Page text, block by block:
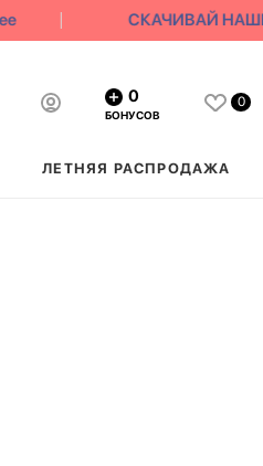
СКАЧИВАЙ НАШЕ
0
БОНУСОВ
0
ЛЕТНЯЯ РАСПРОДАЖА